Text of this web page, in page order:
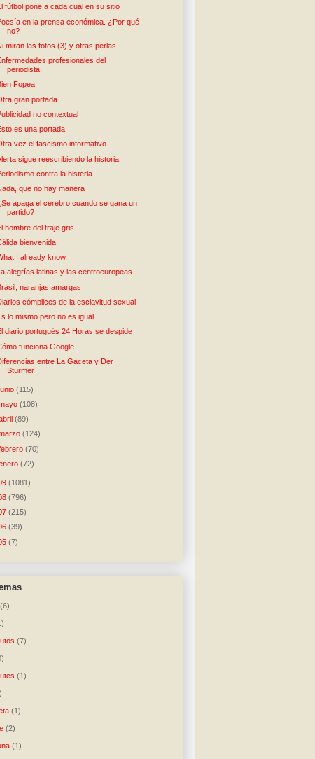
fútbol pone a cada cual en su sitio
en la prensa económica. ¿Por qué
no?
miran las fotos (3) y otras perlas
profesionales del
periodista
Fopea
gran portada
no contextual
es una portada
vez el fascismo informativo
sigue reescribiendo la historia
contra la histeria
que no hay manera
apaga el cerebro cuando se gana un
partido?
hombre del traje gris
bienvenida
I already know
La alegrías latinas y las centroeuropeas
naranjas amargas
cómplices de la esclavitud sexual
lo mismo pero no es igual
diario portugués 24 Horas se despide
funciona Google
entre La Gaceta y Der
Stürmer
(115)
(108)
(89)
(124)
(70)
(72)
(1081)
(796)
(215)
(39)
(7)
(6)
(7)
(1)
(1)
(2)
(1)